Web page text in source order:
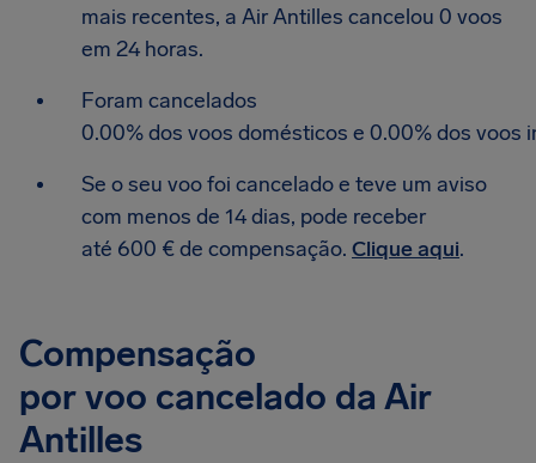
mais recentes, a Air Antilles cancelou 0 voos
em 24 horas.
Foram cancelados
0.00% dos voos domésticos e 0.00% dos voos
Se o seu voo foi cancelado e teve um aviso
com menos de 14 dias, pode receber
até 600 € de compensação. Clique aqui.
Compensação
por voo cancelado da Air
Antilles